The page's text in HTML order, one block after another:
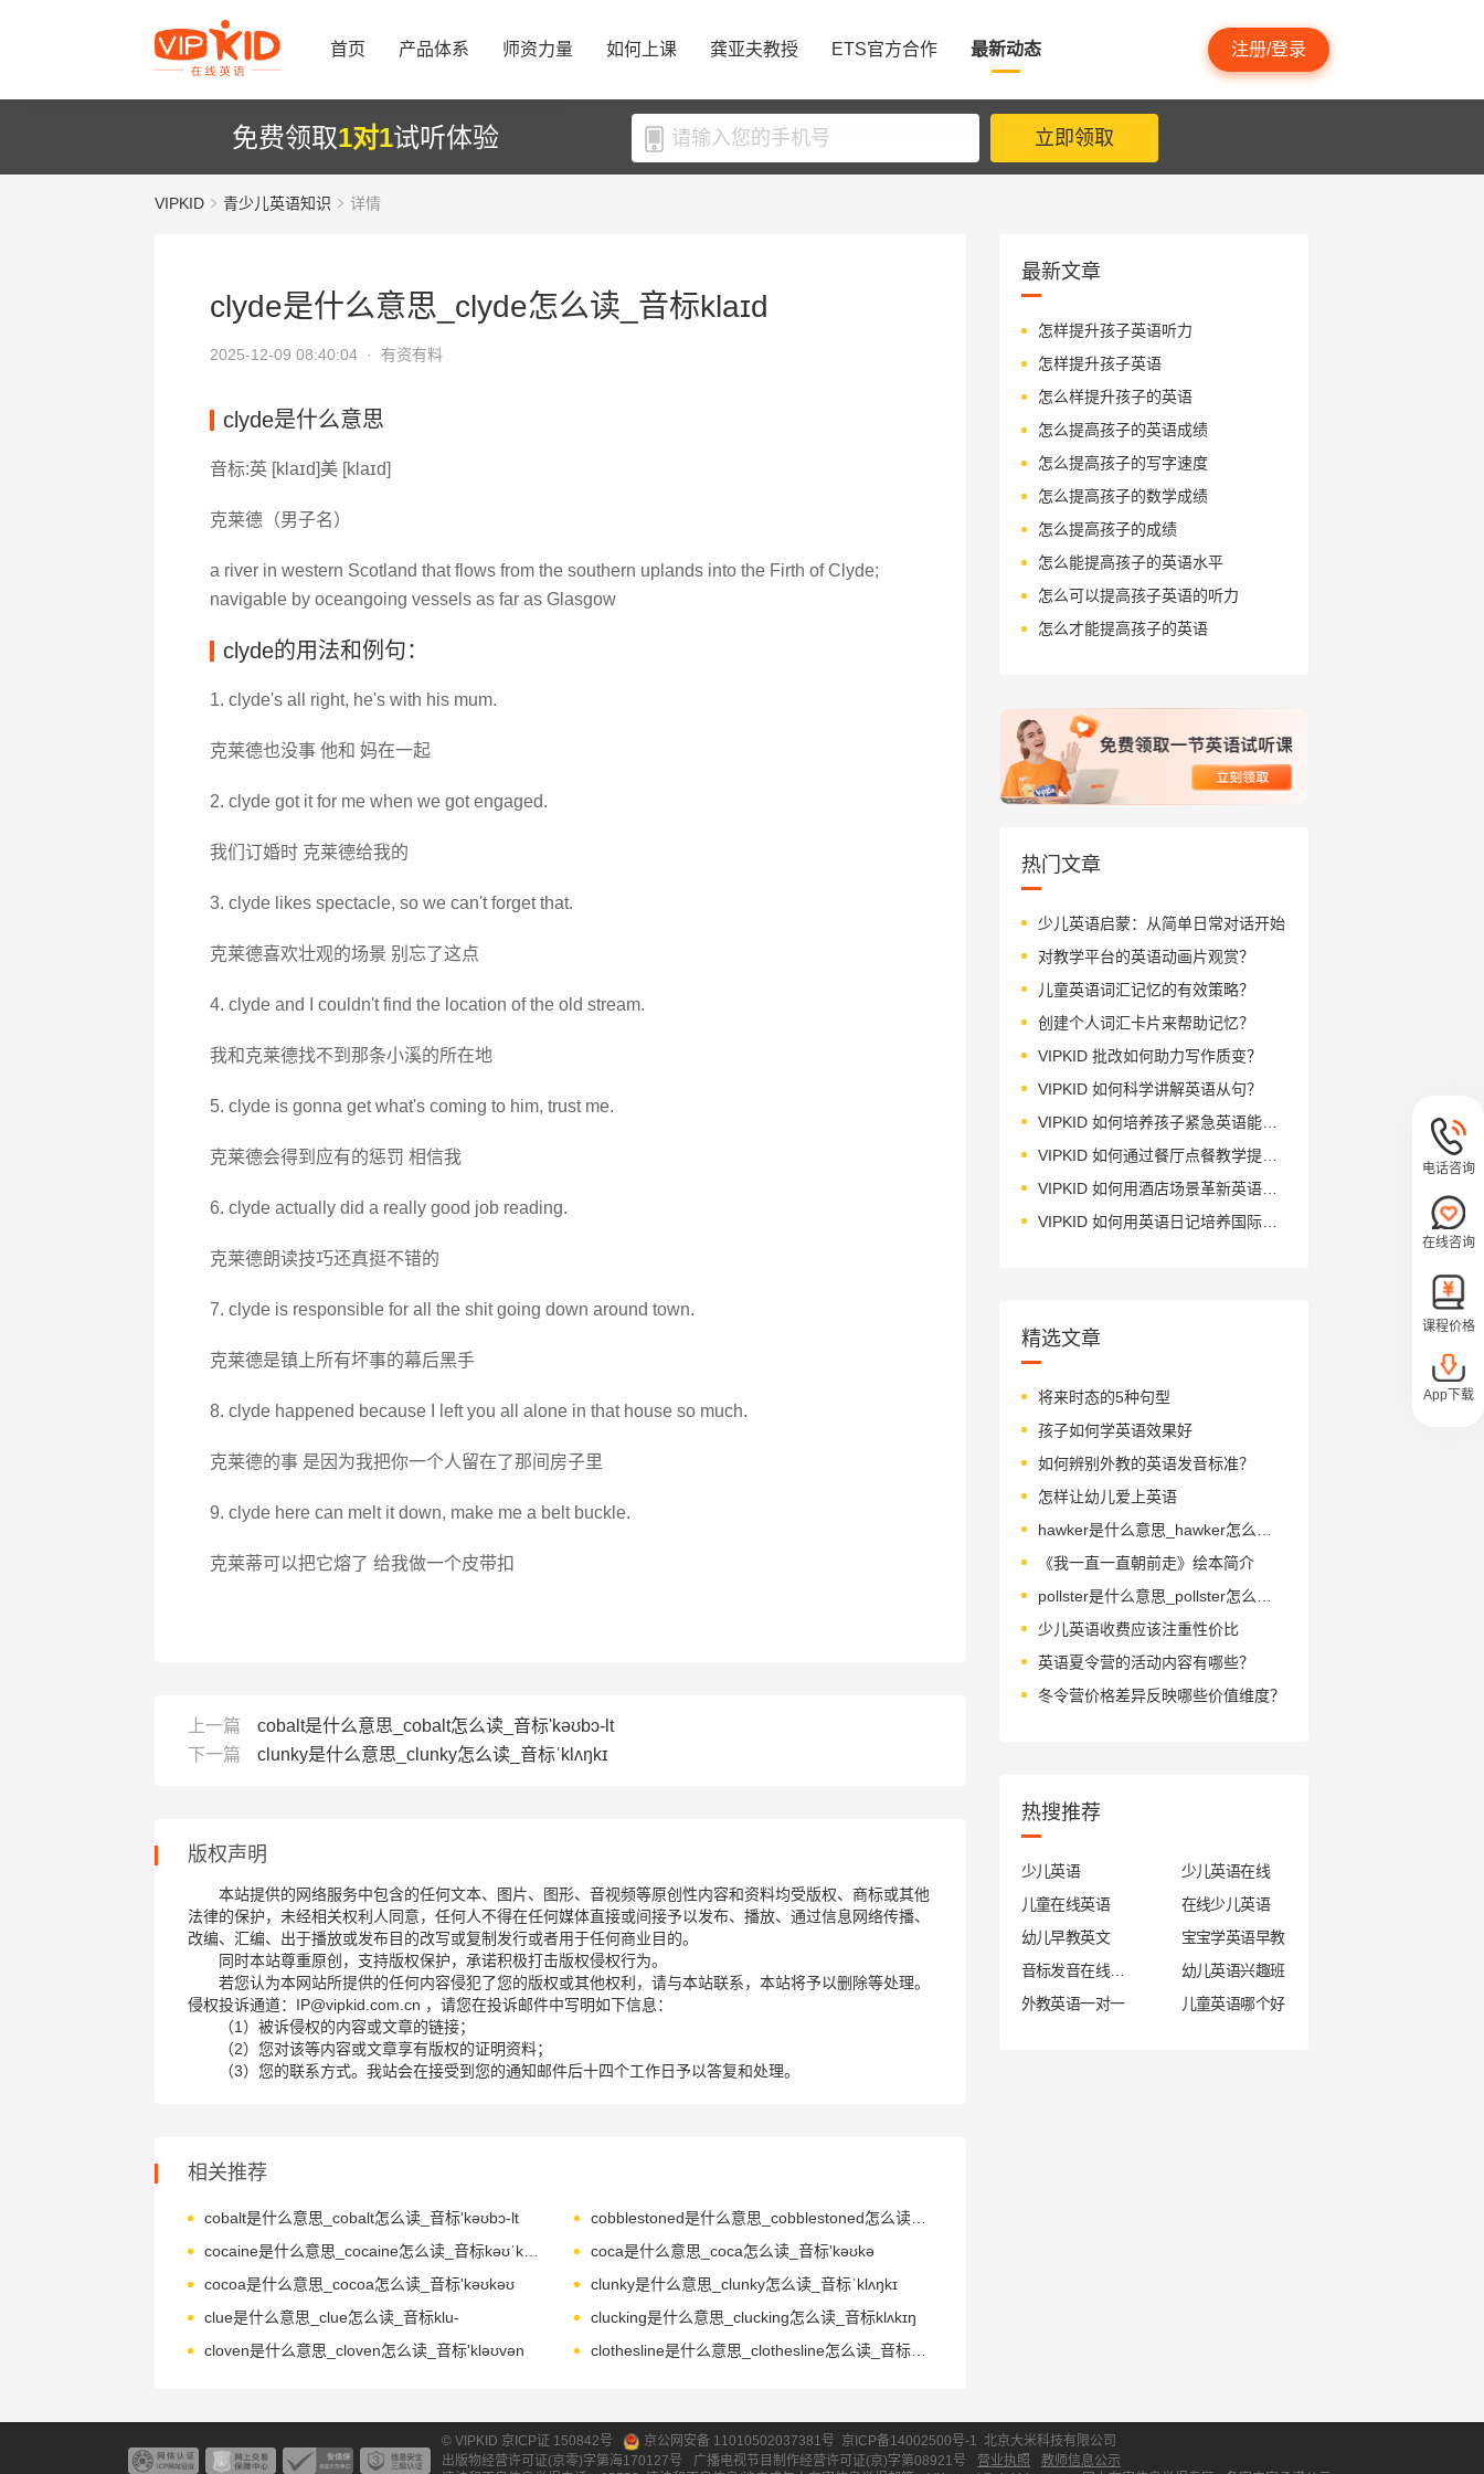
首页 产品体系 师资力量 如何上课 龚亚夫教授 ETS官方合作 最新动态 注册/登录
免费领取1对1试听体验 立即领取
VIPKID 青少儿英语知识 详情
clyde是什么意思_clyde怎么读_音标klaɪd
2025-12-09 08:40:04 · 有资有料
clyde是什么意思
音标:英 [klaɪd]美 [klaɪd]
克莱德（男子名）
a river in western Scotland that flows from the southern uplands into the Firth of Clyde;
navigable by oceangoing vessels as far as Glasgow
clyde的用法和例句：
1. clyde's all right, he's with his mum.
克莱德也没事 他和 妈在一起
2. clyde got it for me when we got engaged.
我们订婚时 克莱德给我的
3. clyde likes spectacle, so we can't forget that.
克莱德喜欢壮观的场景 别忘了这点
4. clyde and I couldn't find the location of the old stream.
我和克莱德找不到那条小溪的所在地
5. clyde is gonna get what's coming to him, trust me.
克莱德会得到应有的惩罚 相信我
6. clyde actually did a really good job reading.
克莱德朗读技巧还真挺不错的
7. clyde is responsible for all the shit going down around town.
克莱德是镇上所有坏事的幕后黑手
8. clyde happened because I left you all alone in that house so much.
克莱德的事 是因为我把你一个人留在了那间房子里
9. clyde here can melt it down, make me a belt buckle.
克莱蒂可以把它熔了 给我做一个皮带扣
上一篇
cobalt是什么意思_cobalt怎么读_音标'kəʊbɔ-lt
下一篇
clunky是什么意思_clunky怎么读_音标ˈklʌŋkɪ
版权声明
本站提供的网络服务中包含的任何文本、图片、图形、音视频等原创性内容和资料均受版权、商标或其他
法律的保护，未经相关权利人同意，任何人不得在任何媒体直接或间接予以发布、播放、通过信息网络传播、
改编、汇编、出于播放或发布目的改写或复制发行或者用于任何商业目的。
同时本站尊重原创，支持版权保护，承诺积极打击版权侵权行为。
若您认为本网站所提供的任何内容侵犯了您的版权或其他权利，请与本站联系，本站将予以删除等处理。
侵权投诉通道：IP@vipkid.com.cn ，请您在投诉邮件中写明如下信息：
（1）被诉侵权的内容或文章的链接；
（2）您对该等内容或文章享有版权的证明资料；
（3）您的联系方式。我站会在接受到您的通知邮件后十四个工作日予以答复和处理。
相关推荐
cobalt是什么意思_cobalt怎么读_音标'kəʊbɔ-lt
cobblestoned是什么意思_cobblestoned怎么读_音标'kɒbəl,stəʊnd
cocaine是什么意思_cocaine怎么读_音标kəʊˈkeɪn
coca是什么意思_coca怎么读_音标'kəʊkə
cocoa是什么意思_cocoa怎么读_音标'kəʊkəʊ
clunky是什么意思_clunky怎么读_音标ˈklʌŋkɪ
clue是什么意思_clue怎么读_音标klu-
clucking是什么意思_clucking怎么读_音标klʌkɪŋ
cloven是什么意思_cloven怎么读_音标'kləʊvən
clothesline是什么意思_clothesline怎么读_音标'kləʊðzlaɪn
最新文章
怎样提升孩子英语听力
怎样提升孩子英语
怎么样提升孩子的英语
怎么提高孩子的英语成绩
怎么提高孩子的写字速度
怎么提高孩子的数学成绩
怎么提高孩子的成绩
怎么能提高孩子的英语水平
怎么可以提高孩子英语的听力
怎么才能提高孩子的英语
热门文章
少儿英语启蒙：从简单日常对话开始
对教学平台的英语动画片观赏？
儿童英语词汇记忆的有效策略？
创建个人词汇卡片来帮助记忆？
VIPKID 批改如何助力写作质变？
VIPKID 如何科学讲解英语从句？
VIPKID 如何培养孩子紧急英语能力？
VIPKID 如何通过餐厅点餐教学提升少儿英语应用能力？
VIPKID 如何用酒店场景革新英语教学？
VIPKID 如何用英语日记培养国际化人才？
精选文章
将来时态的5种句型
孩子如何学英语效果好
如何辨别外教的英语发音标准？
怎样让幼儿爱上英语
《我一直一直朝前走》绘本简介
少儿英语收费应该注重性价比
英语夏令营的活动内容有哪些？
冬令营价格差异反映哪些价值维度？
热搜推荐
少儿英语
少儿英语在线
儿童在线英语
在线少儿英语
幼儿早教英文
宝宝学英语早教
幼儿英语兴趣班
外教英语一对一
儿童英语哪个好
电话咨询
在线咨询
课程价格
App下载
© VIPKID 京ICP证 150842号 京公网安备 11010502037381号 京ICP备14002500号-1 北京大米科技有限公司
出版物经营许可证(京零)字第海170127号
广播电视节目制作经营许可证(京)字第08921号 营业执照
教师信息公示